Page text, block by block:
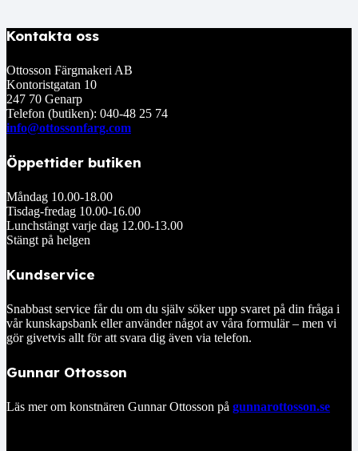
Kontakta oss
Ottosson Färgmakeri AB
Kontoristgatan 10
247 70 Genarp
Telefon (butiken): 040-48 25 74
info@ottossonfarg.com
Öppettider butiken
Måndag 10.00-18.00
Tisdag-fredag 10.00-16.00
Lunchstängt varje dag 12.00-13.00
Stängt på helgen
Kundservice
Snabbast service får du om du själv söker upp svaret på din fråga i
vår kunskapsbank eller använder något av våra formulär – men vi
gör givetvis allt för att svara dig även via telefon.
Gunnar Ottosson
Läs mer om konstnären Gunnar Ottosson på gunnarottosson.se